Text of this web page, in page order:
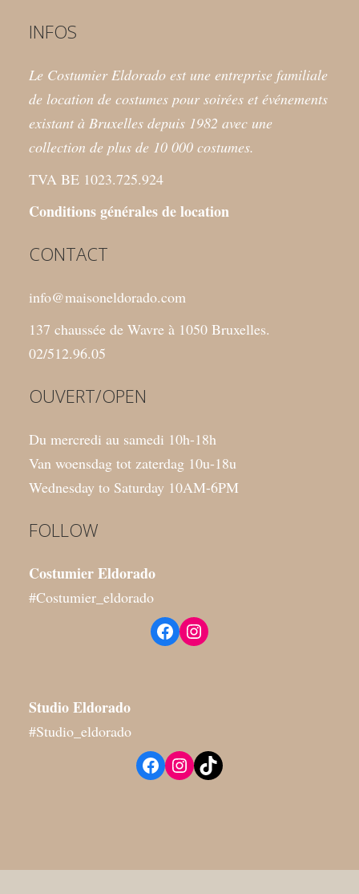
INFOS
Le Costumier Eldorado est une entreprise familiale
de location de costumes pour soirées et événements
existant à Bruxelles depuis 1982 avec une
collection de plus de 10 000 costumes.
TVA BE 1023.725.924
Conditions générales de location
CONTACT
info@maisoneldorado.com
137 chaussée de Wavre à 1050 Bruxelles.
02/512.96.05
OUVERT/OPEN
Du mercredi au samedi 10h-18h
Van woensdag tot zaterdag 10u-18u
Wednesday to Saturday 10AM-6PM
FOLLOW
Costumier Eldorado
#Costumier_eldorado
Facebook Instagram
StudioEldorado
#Studio_eldorado
Facebook Instagram TikTok